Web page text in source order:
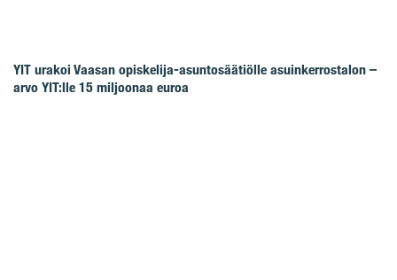
YIT urakoi Vaasan opiskelija-asuntosäätiölle asuinkerrostalon –
arvo YIT:lle 15 miljoonaa euroa